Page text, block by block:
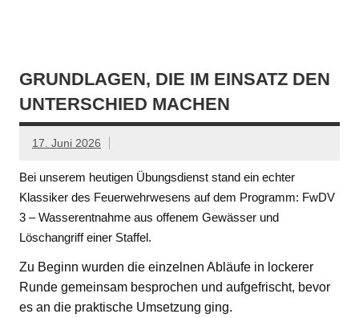
GRUNDLAGEN, DIE IM EINSATZ DEN
UNTERSCHIED MACHEN
17. Juni 2026
Bei unserem heutigen Übungsdienst stand ein echter
Klassiker des Feuerwehrwesens auf dem Programm: FwDV
3 – Wasserentnahme aus offenem Gewässer und
Löschangriff einer Staffel.
Zu Beginn wurden die einzelnen Abläufe in lockerer
Runde gemeinsam besprochen und aufgefrischt, bevor
es an die praktische Umsetzung ging.